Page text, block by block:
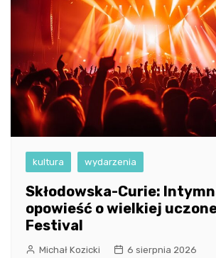
kultura wydarzenia
Skłodowska-Curie:
opowieść o wielkiej
Festival
Michał Kozicki 6 sierpnia 2026